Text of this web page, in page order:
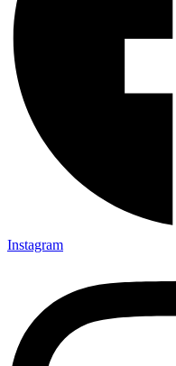
Instagram